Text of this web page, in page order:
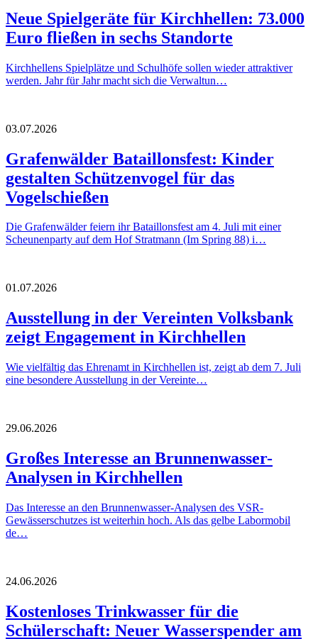
Neue Spielgeräte für Kirchhellen: 73.000
Euro fließen in sechs Standorte
Kirchhellens Spielplätze und Schulhöfe sollen wieder attraktiver
werden. Jahr für Jahr macht sich die Verwaltun…
03.07.2026
Grafenwälder Bataillonsfest: Kinder
gestalten Schützenvogel für das
Vogelschießen
Die Grafenwälder feiern ihr Bataillonsfest am 4. Juli mit einer
Scheunenparty auf dem Hof Stratmann (Im Spring 88) i…
01.07.2026
Ausstellung in der Vereinten Volksbank
zeigt Engagement in Kirchhellen
Wie vielfältig das Ehrenamt in Kirchhellen ist, zeigt ab dem 7. Juli
eine besondere Ausstellung in der Vereinte…
29.06.2026
Großes Interesse an Brunnenwasser-
Analysen in Kirchhellen
Das Interesse an den Brunnenwasser-Analysen des VSR-
Gewässerschutzes ist weiterhin hoch. Als das gelbe Labormobil
de…
24.06.2026
Kostenloses Trinkwasser für die
Schülerschaft: Neuer Wasserspender am